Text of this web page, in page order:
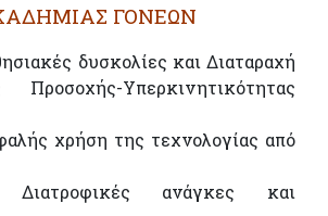
ΓΟΝΕΩΝ
δυσκολίες και Διαταραχή
Προσοχής-Υπερκινητικότητας
χρήση της τεχνολογίας από
Διατροφικές ανάγκες και